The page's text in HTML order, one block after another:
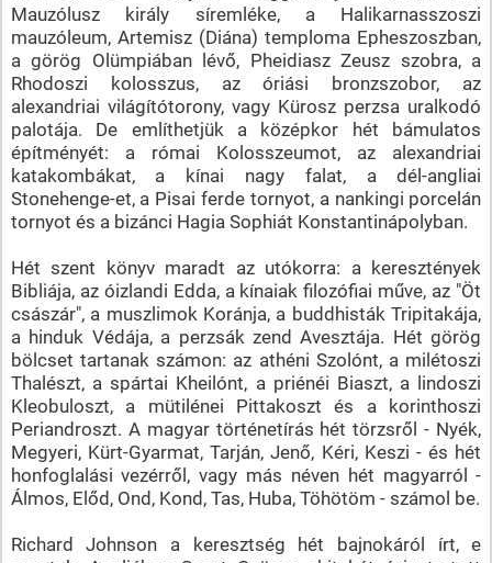
Mauzólusz király síremléke, a Halikarnasszoszi
mauzóleum, Artemisz (Diána) temploma Epheszoszban,
a görög Olümpiában lévő, Pheidiasz Zeusz szobra, a
Rhodoszi kolosszus, az óriási bronzszobor, az
alexandriai világítótorony, vagy Kürosz perzsa uralkodó
palotája. De említhetjük a középkor hét bámulatos
építményét: a római Kolosszeumot, az alexandriai
katakombákat, a kínai nagy falat, a dél-angliai
Stonehenge-et, a Pisai ferde tornyot, a nankingi porcelán
tornyot és a bizánci Hagia Sophiát Konstantinápolyban.
Hét szent könyv maradt az utókorra: a keresztények
Bibliája, az óizlandi Edda, a kínaiak filozófiai műve, az "Öt
császár", a muszlimok Koránja, a buddhisták Tripitakája,
a hinduk Védája, a perzsák zend Avesztája. Hét görög
bölcset tartanak számon: az athéni Szolónt, a milétoszi
Thalészt, a spártai Kheilónt, a priénéi Biaszt, a lindoszi
Kleobuloszt, a mütilénei Pittakoszt és a korinthoszi
Periandroszt. A magyar történetírás hét törzsről - Nyék,
Megyeri, Kürt-Gyarmat, Tarján, Jenő, Kéri, Keszi - és hét
honfoglalási vezérről, vagy más néven hét magyarról -
Álmos, Előd, Ond, Kond, Tas, Huba, Töhötöm - számol be.
Richard Johnson a keresztség hét bajnokáról írt, e